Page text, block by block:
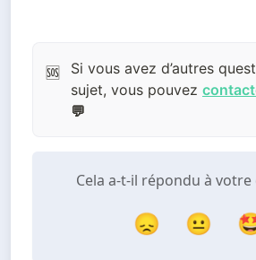
🆘
Si vous avez d’autres
sujet, vous pouvez
💬
Cela a-t-il répondu à
😞 😐